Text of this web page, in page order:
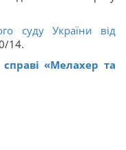
суду України від
14.
«Мелахер та